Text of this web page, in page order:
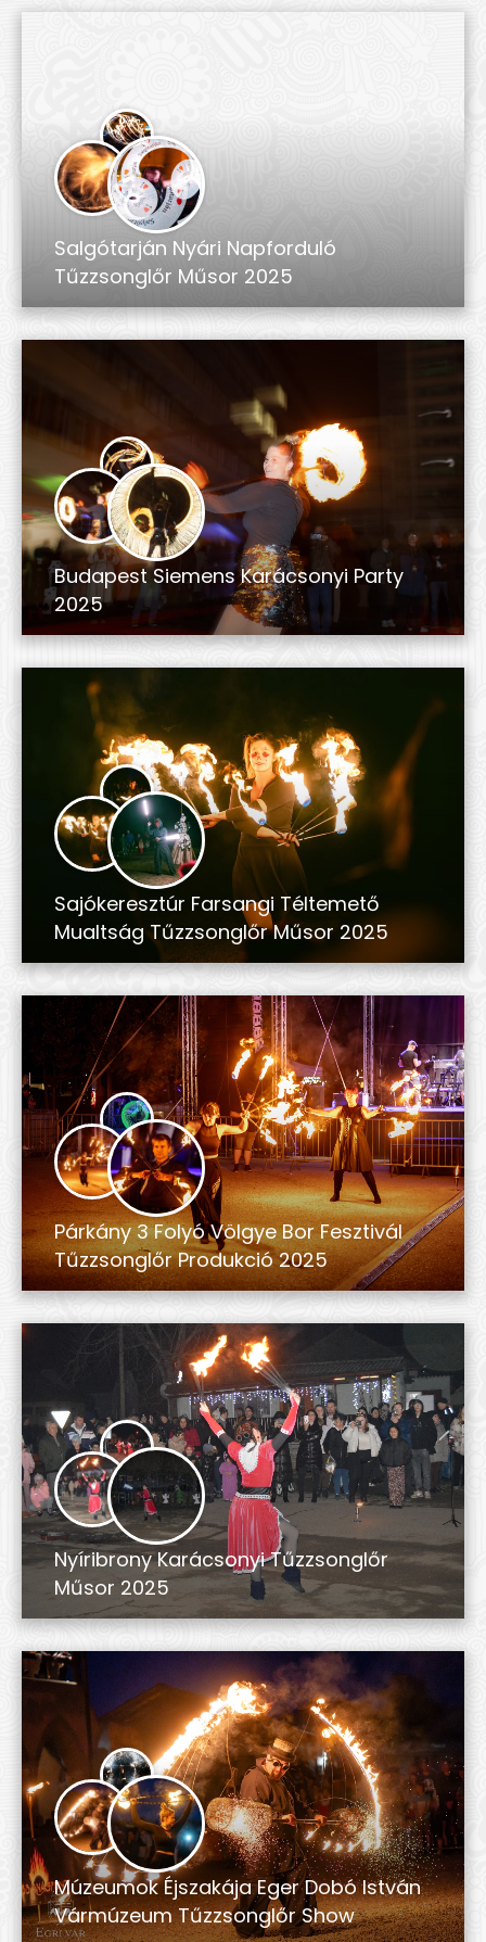
Salgótarján Nyári Napforduló
Tűzzsonglőr Műsor 2025
Budapest Siemens Karácsonyi Party
2025
Sajókeresztúr Farsangi Téltemető
Mualtság Tűzzsonglőr Műsor 2025
Párkány 3 Folyó Völgye Bor Fesztivál
Tűzzsonglőr Produkció 2025
Nyíribrony Karácsonyi Tűzzsonglőr
Műsor 2025
Múzeumok Éjszakája Eger Dobó István
Vármúzeum Tűzzsonglőr Show